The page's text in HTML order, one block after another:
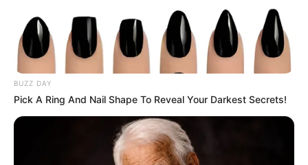
BUZZ DAY
Pick A Ring And Nail Shape To Reveal Your Darkest Secrets!